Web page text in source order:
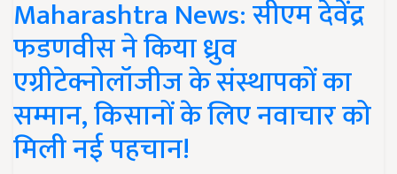
Maharashtra News: सीएम देवेंद्र
फडणवीस ने किया ध्रुव
एग्रीटेक्नोलॉजीज के संस्थापकों का
सम्मान, किसानों के लिए नवाचार को
मिली नई पहचान!